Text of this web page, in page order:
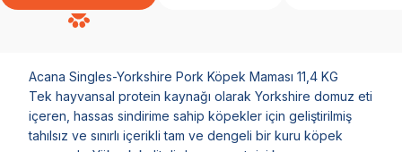
Acana Singles-Yorkshire Pork Köpek Maması 11,4 KG
Tek hayvansal protein kaynağı olarak Yorkshire domuz eti
içeren, hassas sindirime sahip köpekler için geliştirilmiş
tahılsız ve sınırlı içerikli tam ve dengeli bir kuru köpek